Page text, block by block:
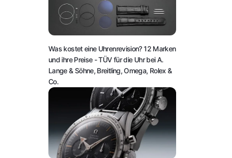
Was kostet eine Uhrenrevision? 12 Marken
und ihre Preise - TÜV für die Uhr bei A.
Lange & Söhne, Breitling, Omega, Rolex &
Co.